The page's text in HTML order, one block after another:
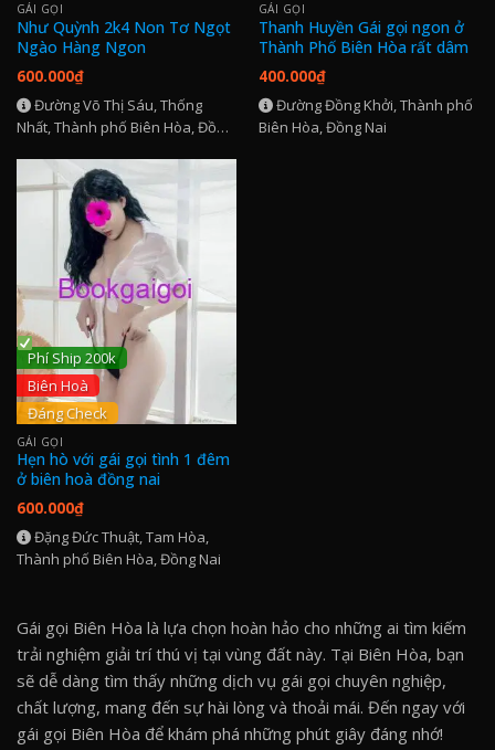
GÁI GỌI
Như Quỳnh 2k4 Non Tơ Ngọt
Ngào Hàng Ngon
600.000₫
Đường Võ Thị Sáu, Thống
Nhất, Thành phố Biên Hòa, Đồng
GÁI GỌI
Thanh Huyền Gái gọi ngon ở
Thành Phố Biên Hòa rất dâm
400.000₫
Đường Đồng Khởi, Thành phố
Biên Hòa, Đồng Nai
Phí Ship 200k
Biên Hoà
Đáng Check
GÁI GỌI
Hẹn hò với gái gọi tình 1 đêm
ở biên hoà đồng nai
600.000₫
Đặng Đức Thuật, Tam Hòa,
Thành phố Biên Hòa, Đồng Nai
Gái gọi Biên Hòa là lựa chọn hoàn hảo cho những ai tìm kiếm
trải nghiệm giải trí thú vị tại vùng đất này. Tại Biên Hòa, bạn
sẽ dễ dàng tìm thấy những dịch vụ gái gọi chuyên nghiệp,
chất lượng, mang đến sự hài lòng và thoải mái. Đến ngay với
gái gọi Biên Hòa để khám phá những phút giây đáng nhớ!